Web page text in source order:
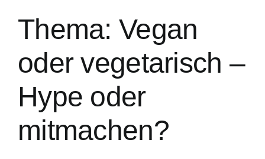
Thema: Vegan
oder vegetarisch –
Hype oder
mitmachen?